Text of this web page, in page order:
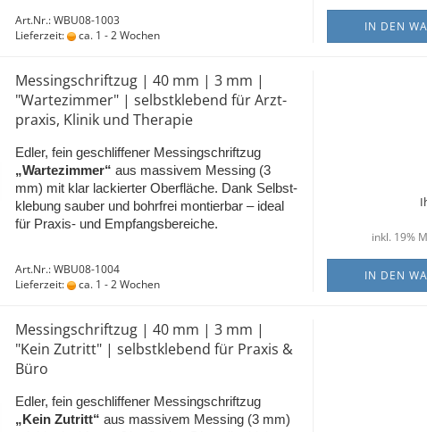
Art.Nr.: WBU08-1003
Lieferzeit:
ca. 1 - 2 Wochen
IN DEN
Mes­sing­schrift­zug | 40 mm | 3 mm |
"War­te­zim­mer" | selbst­kle­bend für Arzt­
pra­xis, Kli­nik und The­ra­pie
Edler, fein ge­schlif­fe­ner Mes­sing­schrift­zug
„War­te­zim­mer“ aus mas­si­vem Mes­sing (3
mm) mit klar la­ckier­ter Ober­flä­che. Dank Selbst­
kle­bung sau­ber und bohr­frei mon­tier­bar – ideal
für Praxis-​ und Emp­fangs­be­rei­che.
Art.Nr.: WBU08-1004
Lieferzeit:
ca. 1 - 2 Wochen
inkl. 19%
IN DEN
Mes­sing­schrift­zug | 40 mm | 3 mm |
"Kein Zu­tritt" | selbst­kle­bend für Pra­xis &
Büro
Edler, fein ge­schlif­fe­ner Mes­sing­schrift­zug
„Kein Zu­tritt“ aus mas­si­vem Mes­sing (3 mm)